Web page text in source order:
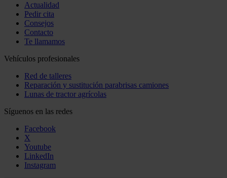
Actualidad
Pedir cita
Consejos
Contacto
Te llamamos
Vehículos profesionales
Red de talleres
Reparación y sustitución parabrisas camiones
Lunas de tractor agrícolas
Síguenos en las redes
Facebook
X
Youtube
LinkedIn
Instagram